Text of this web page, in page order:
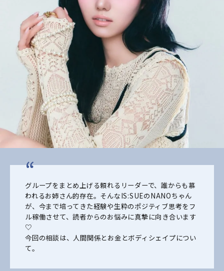
グループをまとめ上げる頼れるリーダーで、誰からも慕
われるお姉さん的存在。そんなIS:SUEのNANOちゃん
が、今まで培ってきた経験や生粋のポジティブ思考をフ
ル稼働させて、読者からのお悩みに真摯に向き合います
♡
今回の相談は、人間関係とお金とボディシェイプについ
て。